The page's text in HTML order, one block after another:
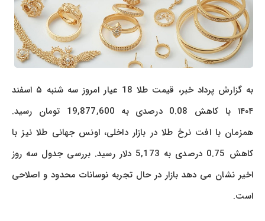
به گزارش پرداد خبر، قیمت طلا 18 عیار امروز سه شنبه ۵ اسفند
۱۴۰۴ با کاهش 0.08 درصدی به 19,877,600 تومان رسید.
همزمان با افت نرخ طلا در بازار داخلی، اونس جهانی طلا نیز با
کاهش 0.75 درصدی به 5,173 دلار رسید. بررسی جدول سه روز
اخیر نشان می دهد بازار در حال تجربه نوسانات محدود و اصلاحی
است.